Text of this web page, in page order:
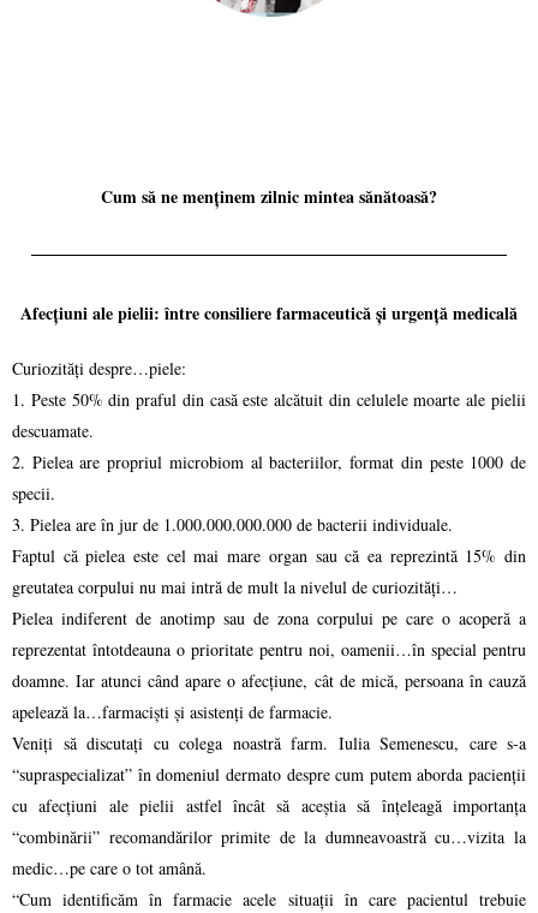
Cum să ne menținem zilnic mintea sănătoasă?
Afecțiuni ale pielii: între consiliere farmaceutică și urgență medicală
Curiozități despre…piele:
1. Peste 50% din praful din casă este alcătuit din celulele moarte ale pielii
descuamate.
2. Pielea are propriul microbiom al bacteriilor, format din peste 1000 de
specii.
3. Pielea are în jur de 1.000.000.000.000 de bacterii individuale.
Faptul că pielea este cel mai mare organ sau că ea reprezintă 15% din
greutatea corpului nu mai intră de mult la nivelul de curiozități…
Pielea indiferent de anotimp sau de zona corpului pe care o acoperă a
reprezentat întotdeauna o prioritate pentru noi, oamenii…în special pentru
doamne. Iar atunci când apare o afecțiune, cât de mică, persoana în cauză
apelează la…farmaciști și asistenți de farmacie.
Veniți să discutați cu colega noastră farm. Iulia Semenescu, care s-a
“supraspecializat” în domeniul dermato despre cum putem aborda pacienții
cu afecțiuni ale pielii astfel încât să aceștia să înțeleagă importanța
“combinării” recomandărilor primite de la dumneavoastră cu…vizita la
medic…pe care o tot amână.
“Cum identificăm în farmacie acele situații în care pacientul trebuie